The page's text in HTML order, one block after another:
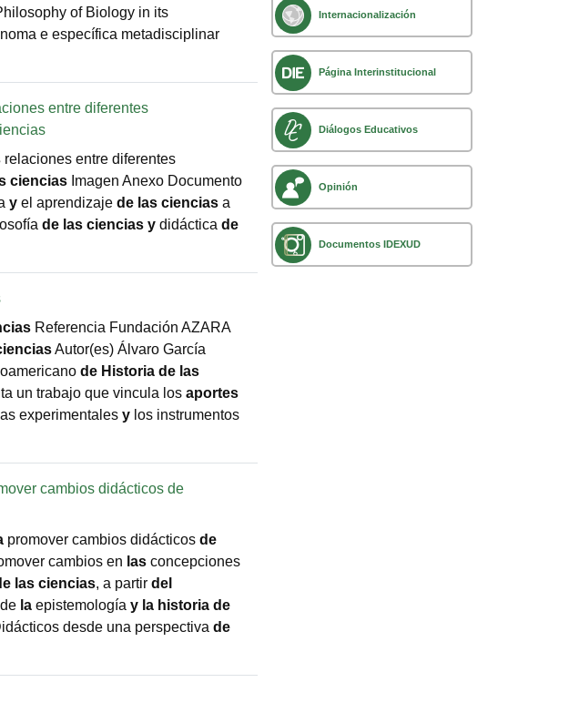
of Biology in its
e específica metadisciplinar
entre diferentes
relaciones entre diferentes
ciencias Imagen Anexo Documento
y el aprendizaje de las ciencias a
de las ciencias y didáctica de
Referencia Fundación AZARA
Autor(es) Álvaro García
de Historia de las
un trabajo que vincula los aportes
experimentales y los instrumentos
cambios didácticos de
promover cambios didácticos de
cambios en las concepciones
las ciencias, a partir del
la epistemología y la historia de
desde una perspectiva de
Internacionalización
Página Interinstitucional
Diálogos Educativos
Opinión
Documentos IDEXUD